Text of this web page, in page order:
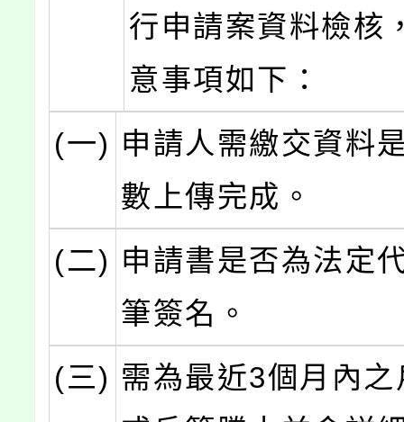
行申請案資料檢核
意事項如下：
(一) 申請人需繳交資料
數上傳完成。
(二) 申請書是否為法定
筆簽名。
(三) 需為最近3個月內